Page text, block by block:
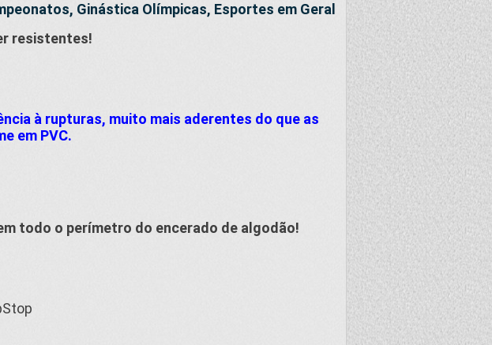
Ginástica Olímpicas, Esportes em Geral
resistentes!
à rupturas, muito mais aderentes do que as
em PVC.
todo o perímetro do encerado de algodão!